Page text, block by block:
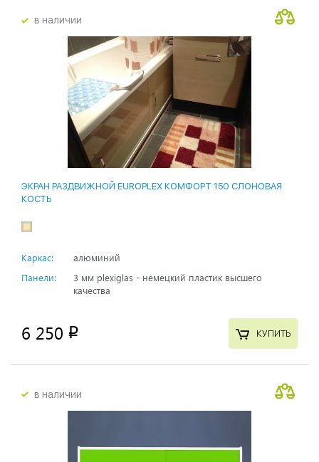
в наличии
ЭКРАН РАЗДВИЖНОЙ EUROPLEX КОМФОРТ 150 СЛОНОВАЯ
КОСТЬ
Каркас:
алюминий
Панели:
3 мм plexiglas - немецкий пластик высшего
качества
6 250 p КУПИТЬ
в наличии